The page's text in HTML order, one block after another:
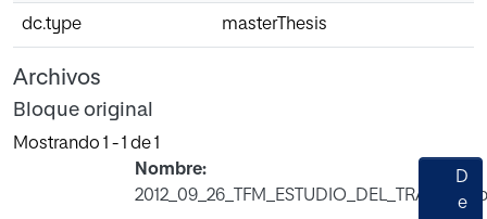
dc.type masterThesis
Archivos
Bloque original
Mostrando 1 - 1 de 1
Nombre:
D
e